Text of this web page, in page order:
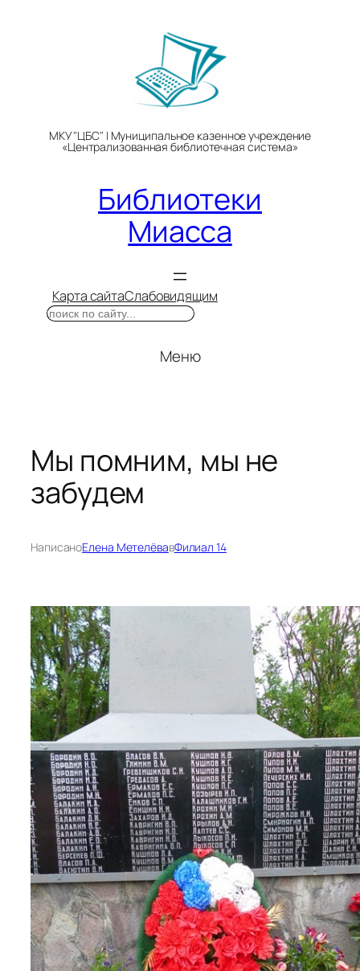
МКУ "ЦБС" | Муниципальное казенное учреждение
«Централизованная библиотечная система»
Библиотеки
Миасса
Карта сайтаСлабовидящим
Поиск
Меню
Мы помним, мы не
забудем
НаписаноЕлена МетелёвавФилиал 14